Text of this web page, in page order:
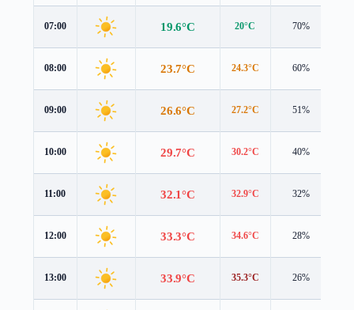
07:00 19.6°C 20°C 70%
08:00 23.7°C 24.3°C 60%
09:00 26.6°C 27.2°C 51%
10:00 29.7°C 30.2°C 40%
11:00 32.1°C 32.9°C 32%
12:00 33.3°C 34.6°C 28%
13:00 33.9°C 35.3°C 26%